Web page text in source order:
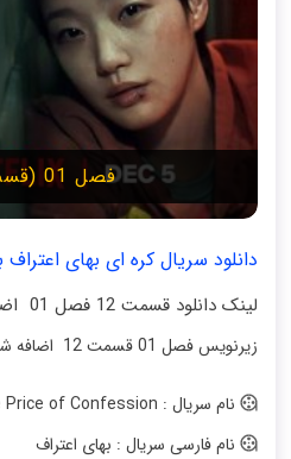
فصل 01 (قسمت 12)
دانلود سریال کره ای بهای
لینک دانلود قسمت 12 فصل 01 اضافه شد
زیرنویس فصل 01 قسمت 12 اضافه شد
نام سریال : The Price of Confession
نام فارسی سریال : بهای اعتراف